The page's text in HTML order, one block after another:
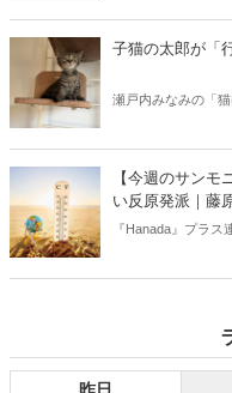
好きな芸人・なべ
信じるか信じない
子猫の太郎が「
瀬戸内みなみの「
【今週のサン
い反原発派｜藤
『Hanada』プラ
り」、略して【今